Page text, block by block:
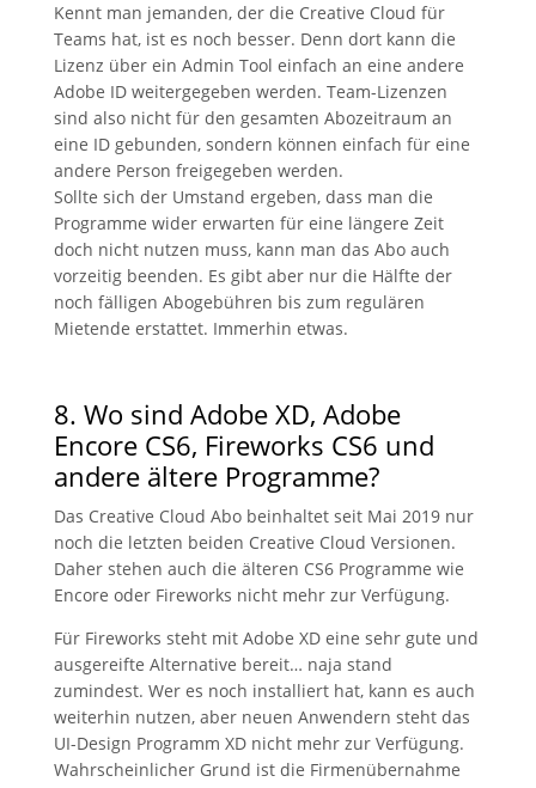
Kennt man jemanden, der die Creative Cloud für
Teams hat, ist es noch besser. Denn dort kann die
Lizenz über ein Admin Tool einfach an eine andere
Adobe ID weitergegeben werden. Team-Lizenzen
sind also nicht für den gesamten Abozeitraum an
eine ID gebunden, sondern können einfach für eine
andere Person freigegeben werden.
Sollte sich der Umstand ergeben, dass man die
Programme wider erwarten für eine längere Zeit
doch nicht nutzen muss, kann man das Abo auch
vorzeitig beenden. Es gibt aber nur die Hälfte der
noch fälligen Abogebühren bis zum regulären
Mietende erstattet. Immerhin etwas.
8. Wo sind Adobe XD, Adobe
Encore CS6, Fireworks CS6 und
andere ältere Programme?
Das Creative Cloud Abo beinhaltet seit Mai 2019 nur
noch die letzten beiden Creative Cloud Versionen.
Daher stehen auch die älteren CS6 Programme wie
Encore oder Fireworks nicht mehr zur Verfügung.
Für Fireworks steht mit Adobe XD eine sehr gute und
ausgereifte Alternative bereit… naja stand
zumindest. Wer es noch installiert hat, kann es auch
weiterhin nutzen, aber neuen Anwendern steht das
UI-Design Programm XD nicht mehr zur Verfügung.
Wahrscheinlicher Grund ist die Firmenübernahme